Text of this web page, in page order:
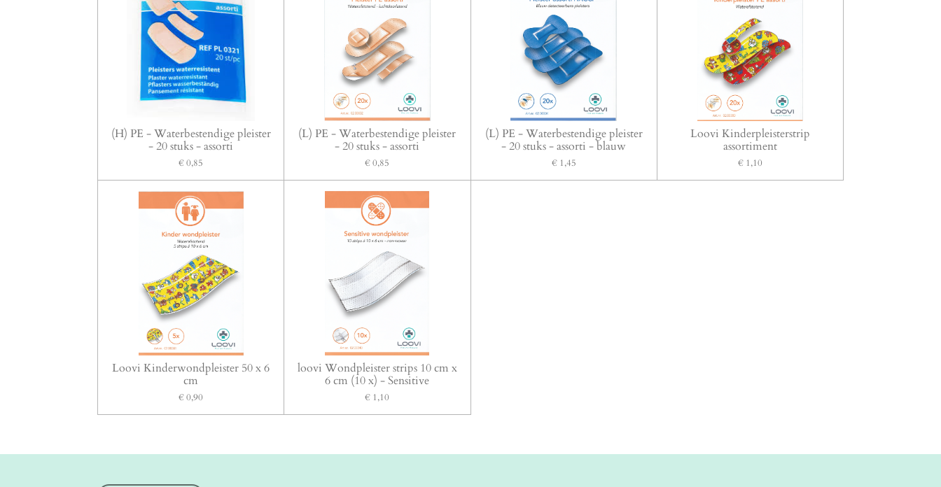
(H) PE - Waterbestendige pleister
- 20 stuks - assorti
€ 0,85
(L) PE - Waterbestendige pleister
- 20 stuks - assorti
€ 0,85
(L) PE - Waterbestendige pleister
- 20 stuks - assorti - blauw
€ 1,45
Loovi Kinderpleisterstrip
assortiment
€ 1,10
Loovi Kinderwondpleister 50 x 6
cm
€ 0,90
loovi Wondpleister strips 10 cm x
6 cm (10 x) - Sensitive
€ 1,10